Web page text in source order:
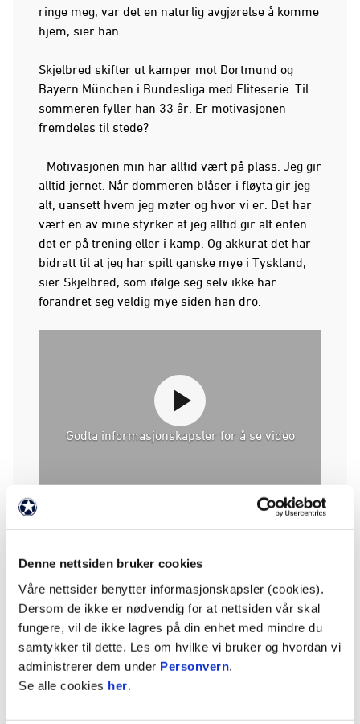
Denne nettsiden bruker cookies
Våre nettsider benytter informasjonskapsler (cookies).
Dersom de ikke er nødvendig for at nettsiden vår skal
fungere, vil de ikke lagres på din enhet med mindre du
samtykker til dette. Les om hvilke vi bruker og hvordan vi
administrerer dem under Personvern.
Se alle cookies her.
ringe meg, var det en naturlig avgjørelse å komme
hjem, sier han.
Skjelbred skifter ut kamper mot Dortmund og
Bayern München i Bundesliga med Eliteserie. Til
sommeren fyller han 33 år. Er motivasjonen
fremdeles til stede?
- Motivasjonen min har alltid vært på plass. Jeg gir
alltid jernet. Når dommeren blåser i fløyta gir jeg
alt, uansett hvem jeg møter og hvor vi er. Det har
vært en av mine styrker at jeg alltid gir alt enten
det er på trening eller i kamp. Og akkurat det har
bidratt til at jeg har spilt ganske mye i Tyskland,
sier Skjelbred, som ifølge seg selv ikke har
forandret seg veldig mye siden han dro.
Godta informasjonskapsler for å se video
- Jeg har fått ni års erfaring fra Bundesliga, jeg
har blitt eldre og har vært med på oppturer,
mange mennesker som sikkert har forandret meg
på veien. Men når jeg er hjemme på Lade sammen
med kompisene mine og ser ut på
Trondheimsfjorden, så er det ikke mye som har
forandret seg, sier han med et smil.
- Hvem blir Per i garderoben når du kommer